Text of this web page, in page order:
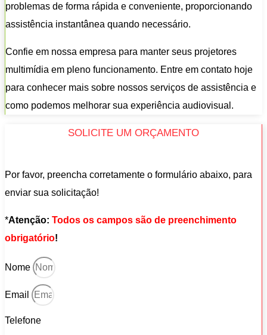
problemas de forma rápida e conveniente, proporcionando
assistência instantânea quando necessário.
Confie em nossa empresa para manter seus projetores
multimídia em pleno funcionamento. Entre em contato hoje
para conhecer mais sobre nossos serviços de assistência e
como podemos melhorar sua experiência audiovisual.
SOLICITE UM ORÇAMENTO
Por favor, preencha corretamente o formulário abaixo, para
enviar sua solicitação!
*Atenção: Todos os campos são de preenchimento
obrigatório!
Nome
Email
Telefone